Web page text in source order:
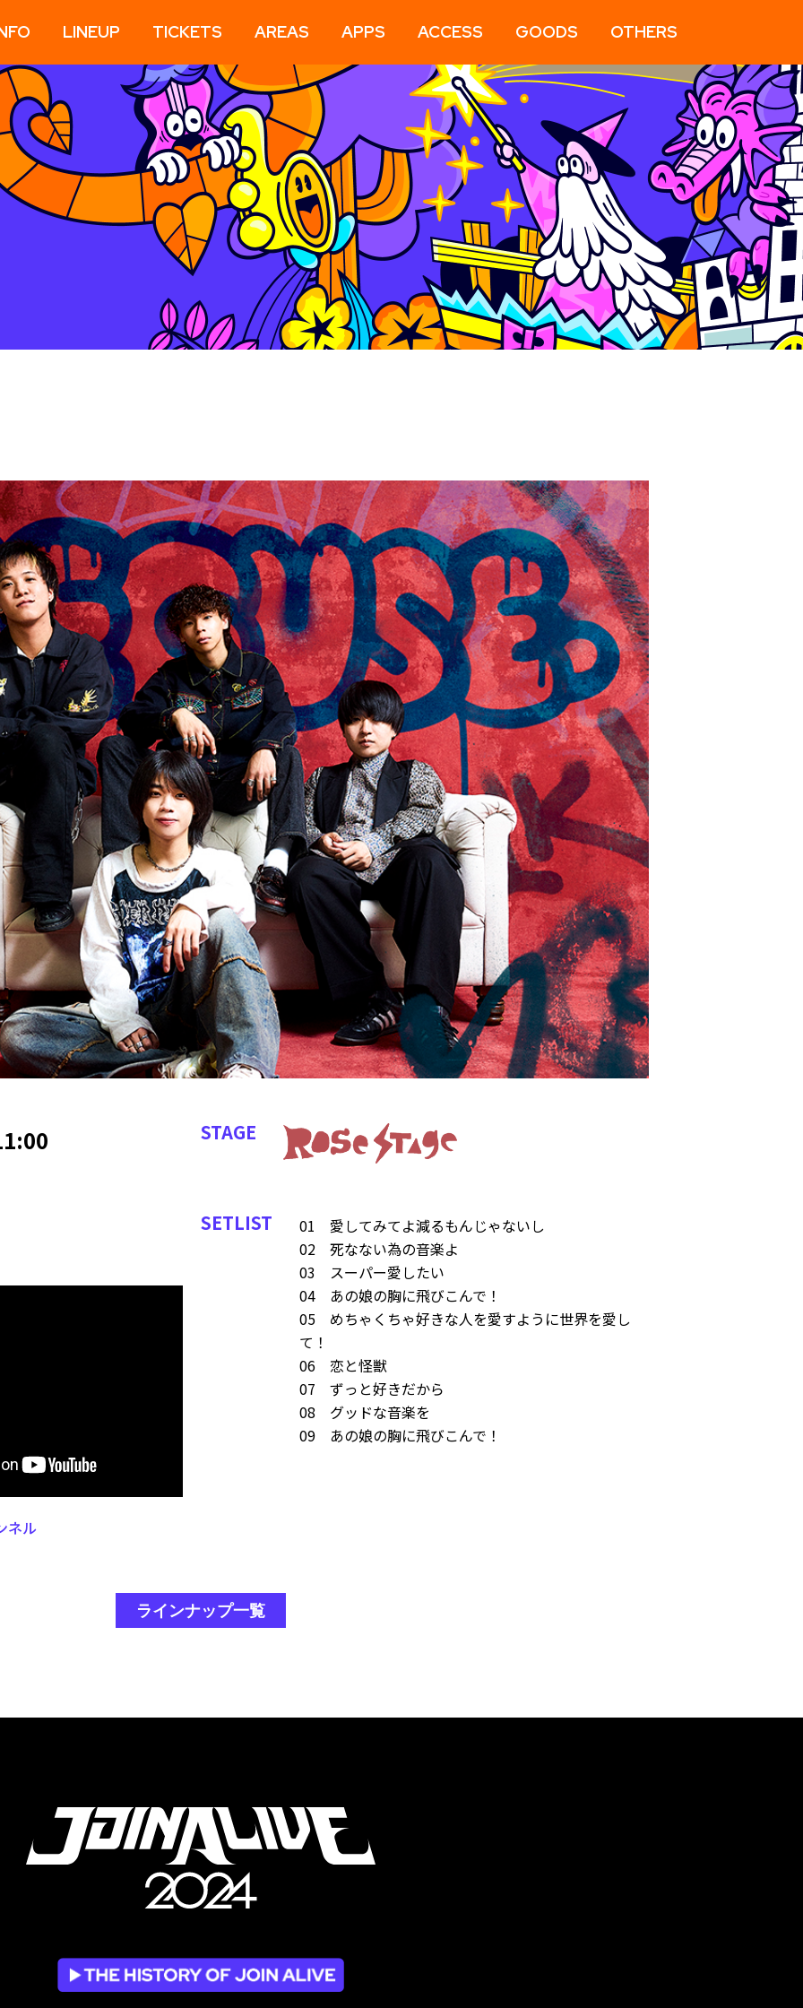
LINEUP TICKETS AREAS APPS ACCESS GOODS OTHERS
STAGE
ネル
SETLIST
01 愛してみてよ減るもんじゃないし
02 死なない為の音楽よ
03 スーパー愛したい
04 あの娘の胸に飛びこんで！
05 めちゃくちゃ好きな人を愛すように世界を愛し
て！
06 恋と怪獣
07 ずっと好きだから
08 グッドな音楽を
09 あの娘の胸に飛びこんで！
ラインナップ一覧